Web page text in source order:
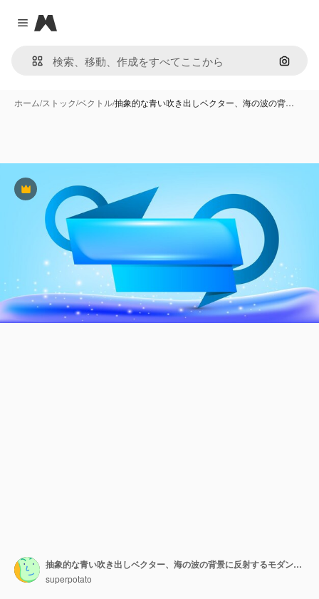
Close menu
Magnific
画像で
ホーム/ストック/ベクトル/抽象的な青い吹き出しベクター、海の波の背…
Premium
抽象的な青い吹き出しベクター、海の波の背景に反射するモダンな3D光沢ラベル
superpotato